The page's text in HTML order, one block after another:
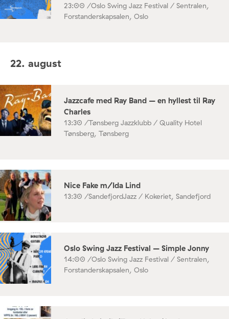
23:00 /Oslo Swing Jazz Festival / Sentralen,
Forstanderskapsalen, Oslo
22. august
Jazzcafe med Ray Band – en hyllest til Ray
Charles
13:30 /Tønsberg Jazzklubb / Quality Hotel
Tønsberg, Tønsberg
Nice Fake m/Ida Lind
13:30 /SandefjordJazz / Kokeriet, Sandefjord
Oslo Swing Jazz Festival – Simple Jonny
14:00 /Oslo Swing Jazz Festival / Sentralen,
Forstanderskapsalen, Oslo